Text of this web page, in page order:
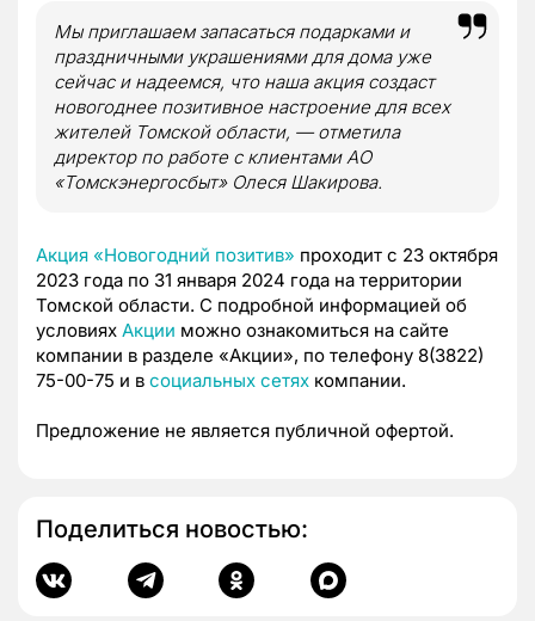
Мы приглашаем запасаться подарками и
праздничными украшениями для дома уже
сейчас и надеемся, что наша акция создаст
новогоднее позитивное настроение для всех
жителей Томской области, — отметила
директор по работе с клиентами АО
«Томскэнергосбыт» Олеся Шакирова.
Акция «Новогодний позитив» проходит с 23 октября
2023 года по 31 января 2024 года на территории
Томской области. С подробной информацией об
условиях Акции можно ознакомиться на сайте
компании в разделе «Акции», по телефону 8(3822)
75-00-75 и в социальных сетях компании.
Предложение не является публичной офертой.
Поделиться новостью: